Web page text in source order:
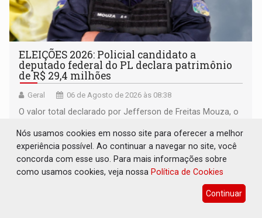
ELEIÇÕES 2026: Policial candidato a
deputado federal do PL declara patrimônio
de R$ 29,4 milhões
Geral 06 de Agosto de 2026 às 08:38
O valor total declarado por Jefferson de Freitas Mouza, o
integralmente em quotas de capital de um clube de tiro
desportivo localizado no interior do estado.
Nós usamos cookies em nosso site para oferecer a melhor
experiência possível. Ao continuar a navegar no site, você
concorda com esse uso. Para mais informações sobre
como usamos cookies, veja nossa Política de Cookies
Continuar